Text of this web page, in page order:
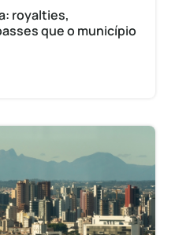
royalties,
que o município